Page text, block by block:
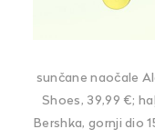
sunčane naočale
Shoes, 39,99 €;
Bershka, gornji dio